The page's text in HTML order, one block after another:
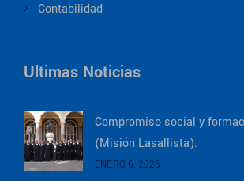
Contabilidad
Ultimas Noticias
Compromiso social y
(Misión Lasallista).
ENERO 6, 2026